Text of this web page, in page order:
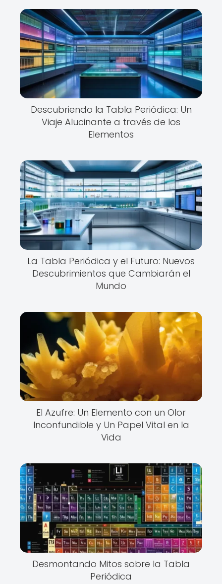
Descubriendo la Tabla Periódica: Un
Viaje Alucinante a través de los
Elementos
La Tabla Periódica y el Futuro: Nuevos
Descubrimientos que Cambiarán el
Mundo
El Azufre: Un Elemento con un Olor
Inconfundible y Un Papel Vital en la
Vida
Desmontando Mitos sobre la Tabla
Periódica